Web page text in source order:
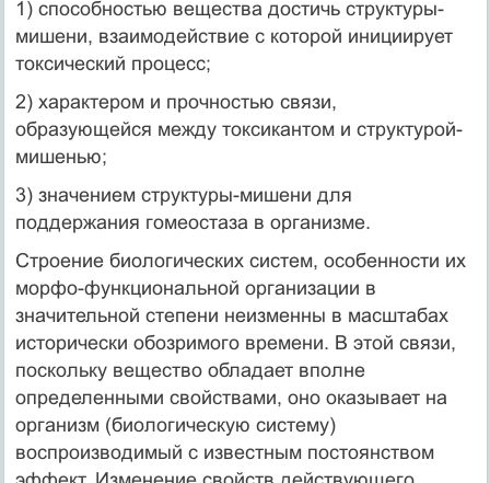
1) способностью вещества достичь структуры-
мишени, взаимодействие с которой инициирует
токсический процесс;
2) характером и прочностью связи,
образующейся между токсикантом и структурой-
мишенью;
3) значением структуры-мишени для
поддержания гомеостаза в организме.
Строение биологических систем, особенности их
морфо-функциональной организации в
значительной степени неизменны в масштабах
исторически обозримого времени. В этой связи,
поскольку вещество обладает вполне
определенными свойствами, оно оказывает на
организм (биологическую систему)
воспроизводимый с известным постоянством